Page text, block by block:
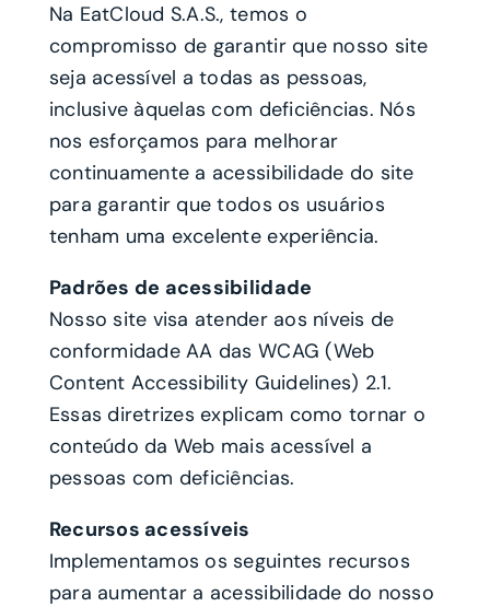
Na EatCloud S.A.S., temos o
compromisso de garantir que nosso site
seja acessível a todas as pessoas,
inclusive àquelas com deficiências. Nós
nos esforçamos para melhorar
continuamente a acessibilidade do site
para garantir que todos os usuários
tenham uma excelente experiência.
Padrões de acessibilidade
Nosso site visa atender aos níveis de
conformidade AA das WCAG (Web
Content Accessibility Guidelines) 2.1.
Essas diretrizes explicam como tornar o
conteúdo da Web mais acessível a
pessoas com deficiências.
Recursos acessíveis
Implementamos os seguintes recursos
para aumentar a acessibilidade do nosso